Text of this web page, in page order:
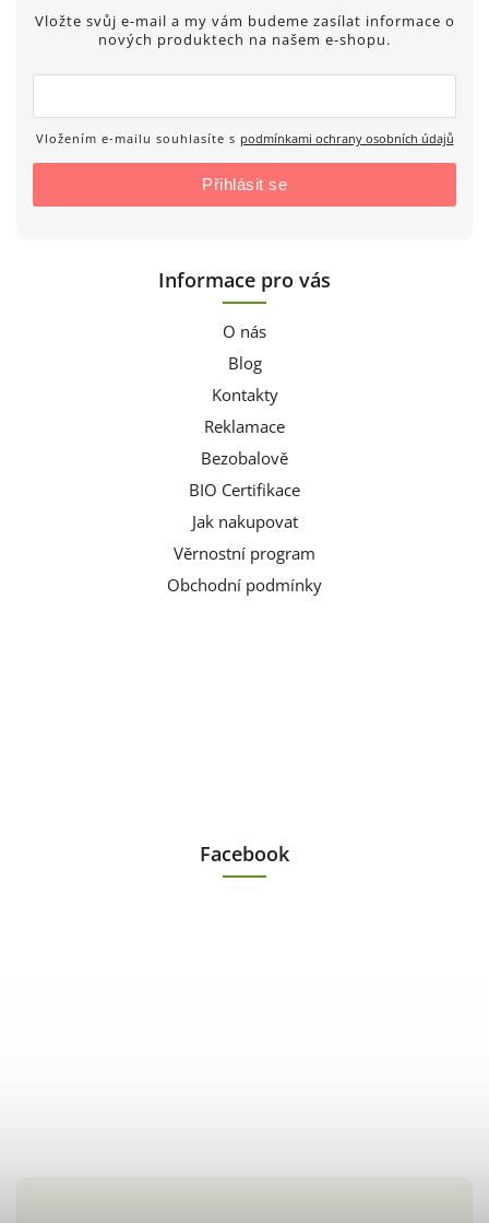
Vložte svůj e-mail a my vám budeme zasílat informace o
nových produktech na našem e-shopu.
Vložením e-mailu souhlasíte s podmínkami ochrany osobních údajů
Přihlásit se
Informace pro vás
O nás
Blog
Kontakty
Reklamace
Bezobalově
BIO Certifikace
Jak nakupovat
Věrnostní program
Obchodní podmínky
Facebook